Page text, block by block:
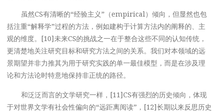
虽然CS有清晰的“经验主义”（empirical）倾向，但显然也包
括注重“解释学”过程的方法，例如建构于计算方法内的阐释的、主
观的维度。[10]未来CS的挑战之一在于整合这些不同的认知传统，
更清楚地关注研究目标和研究方法之间的关系。我们对本领域的远
景期望并非力推其为用于研究实践的单一最佳模型，而是在涉及理
论和方法论时特意地保持非正统的路径。
和泛泛而言的文学研究一样，[11]CS有强烈的历史倾向，体现
于对世界文学有社会性偏向的“远距离阅读”，[12]长期以来反思历史